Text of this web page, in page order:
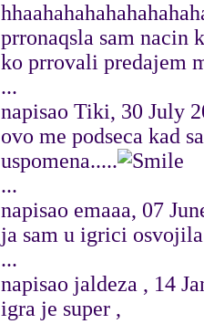
prronaqsla sam nacin
ko prrovali predajem
...
napisao Tiki, 30 July
ovo me podseca kad
uspomena.....
...
napisao emaaa, 07
ja sam u igrici
...
napisao jaldeza , 14
igra je super ,